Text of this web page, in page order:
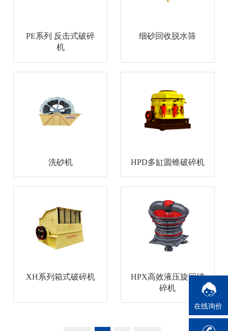
PE系列 反击式破碎
机
细砂回收脱水筛
洗砂机 HPD多缸圆锥破碎机
XH系列箱式破碎机
HPX高效液压旋回破
碎机
在线询价